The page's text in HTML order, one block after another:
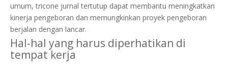
umum, tricone jurnal tertutup dapat membantu meningkatkan
kinerja pengeboran dan memungkinkan proyek pengeboran
berjalan dengan lancar.
Hal-hal yang harus diperhatikan di
tempat kerja